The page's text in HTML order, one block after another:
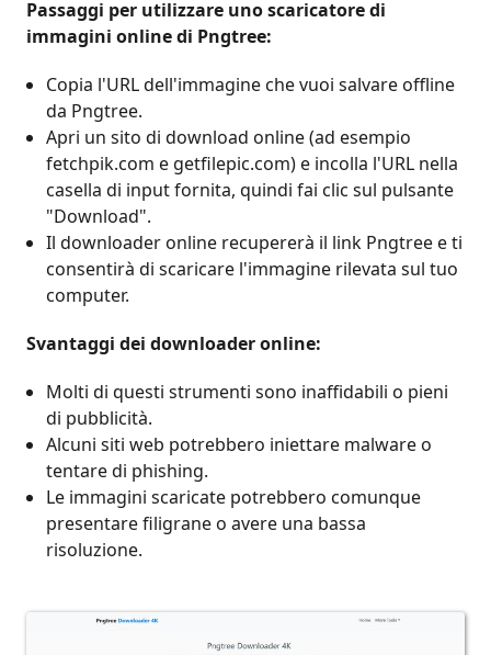
Passaggi per utilizzare uno scaricatore di
immagini online di Pngtree:
Copia l'URL dell'immagine che vuoi salvare offline
da Pngtree.
Apri un sito di download online (ad esempio
fetchpik.com e getfilepic.com) e incolla l'URL nella
casella di input fornita, quindi fai clic sul pulsante
"Download".
Il downloader online recupererà il link Pngtree e ti
consentirà di scaricare l'immagine rilevata sul tuo
computer.
Svantaggi dei downloader online:
Molti di questi strumenti sono inaffidabili o pieni
di pubblicità.
Alcuni siti web potrebbero iniettare malware o
tentare di phishing.
Le immagini scaricate potrebbero comunque
presentare filigrane o avere una bassa
risoluzione.